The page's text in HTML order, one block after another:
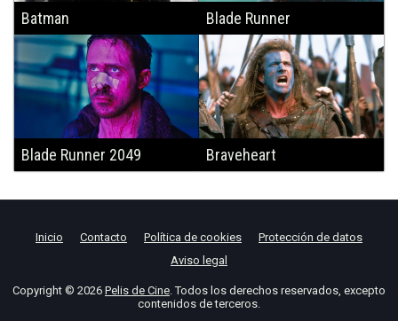
Batman Blade Runner
Blade Runner 2049 Braveheart
Inicio Contacto Política de cookies
Protección de datos
Aviso legal
Copyright © 2026 Pelis de Cine . Todos los derechos reservados, excepto
contenidos de terceros.